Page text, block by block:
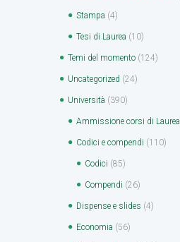
Stampa (4)
Tesi di Laurea (10)
Temi del momento (124)
Uncategorized (24)
Università (390)
Ammissione corsi di Laurea
Codici e compendi (110)
Codici (85)
Compendi (26)
Dispense e slides (4)
Economia (56)